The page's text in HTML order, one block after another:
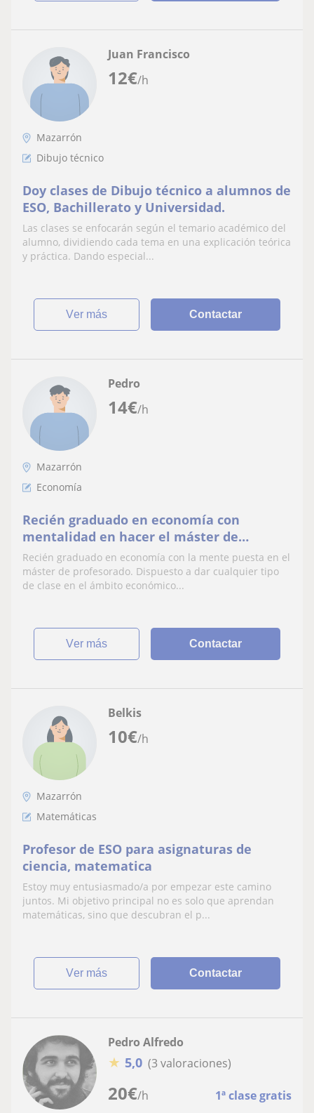
12€/h
Juan Francisco
Mazarrón
Dibujo técnico
Doy clases de Dibujo técnico a alumnos de
ESO, Bachillerato y Universidad.
Las clases se enfocarán según el temario académico del
alumno, dividiendo cada tema en una explicación teórica
y práctica. Dando especial...
ver más Contactar
14€/h
Pedro
Mazarrón
Economía
Recién graduado en economía con
mentalidad en hacer el máster de
profesorado.
Recién graduado en economía con la mente puesta en el
máster de profesorado. Dispuesto a dar cualquier tipo
de clase en el ámbito económico...
ver más Contactar
10€/h
Belkis
Mazarrón
Matemáticas
Profesor de ESO para asignaturas de
ciencia, matematica
Estoy muy entusiasmado/a por empezar este camino
juntos. Mi objetivo principal no es solo que aprendan
matemáticas, sino que descubran el p...
ver más Contactar
20€/h 1ª clase gratis
Pedro Alfredo
★ 5,0 (3 valoraciones)